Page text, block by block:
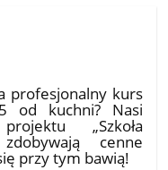
profesjonalny kurs
od kuchni? Nasi
„Szkoła
cenne
przy tym bawią!